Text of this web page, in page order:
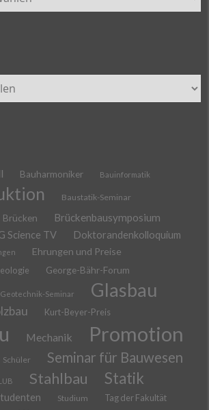
Bauharmoniker Bauinformatik
Baustatik-Seminar
Brücken Brückenbausymposium
Science TV Doktorandenkolloquium
Ehrungen und Preise
George-Bähr-Forum
Geotechnik-Seminar Glasbau
Kurt-Beyer-Preis
Mechanik Promotion
Schüler Seminar für Bauwesen
Stahlbau Statik
Studium Tag der Fakultät